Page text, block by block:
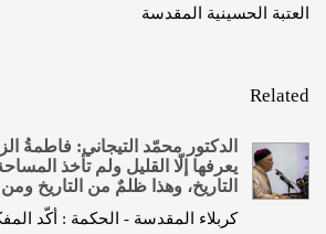
العتبة الحسينية المقدسة
Related
الدكتور محمّد التيجاني: فاطمةُ
يعرفها إلّا القليل ولم تأخذ
التاريخ، وهذا ظلمٌ من التاريخ
كربلاء المقدسة - الحكمة : أكّد